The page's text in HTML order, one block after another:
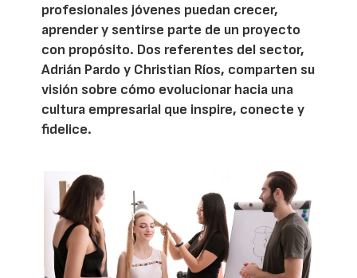
profesionales jóvenes puedan crecer,
aprender y sentirse parte de un proyecto
con propósito. Dos referentes del sector,
Adrián Pardo y Christian Ríos, comparten su
visión sobre cómo evolucionar hacia una
cultura empresarial que inspire, conecte y
fidelice.